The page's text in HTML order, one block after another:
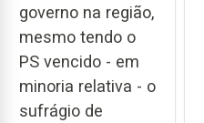
governo na região,
mesmo tendo o
PS vencido - em
minoria relativa - o
sufrágio de